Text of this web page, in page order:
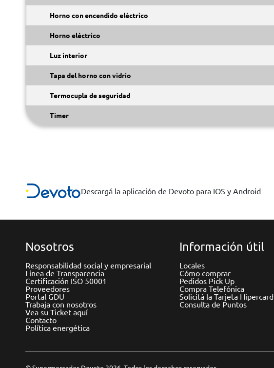
Horno con encendido eléctrico
Horno eléctrico
Luz interior
Tapa del horno con vidrio
Termocupla de seguridad
Timer
Descargá la aplicación de Devoto para IOS y Android
Nosotros
Responsabilidad social y empresarial
Línea de Transparencia
Certificación ISO 50001
Proveedores
Portal GDU
Trabaja con nosotros
Vea su Ticket aquí
Contacto
Política energética
Información útil
Locales
Cómo comprar
Pedidos Pick Up
Compra Telefónica
Solicitá la Tarjeta Hipercard
Consulta de Puntos